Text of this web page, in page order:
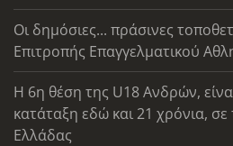
Οι δημόσιες... πράσινες
Επιτροπής Επαγγελματικού
Η 6η θέση της U18 Ανδρών,
κατάταξη εδώ και 21 χρόνια,
Ελλάδας